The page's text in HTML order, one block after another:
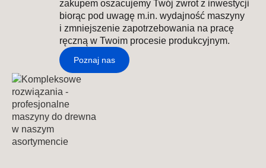
zakupem oszacujemy Twój zwrot z inwestycji
biorąc pod uwagę m.in. wydajność maszyny
i zmniejszenie zapotrzebowania na pracę
ręczną w Twoim procesie produkcyjnym.
Poznaj nas